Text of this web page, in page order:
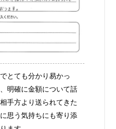
とても分かり易かっ
明確に金額について話
手方より送られてきた
思う気持ちにも寄り添